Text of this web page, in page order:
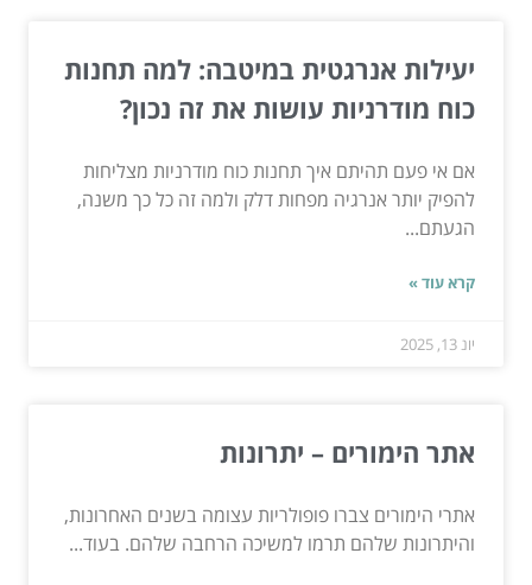
יעילות אנרגטית במיטבה: למה תחנות
כוח מודרניות עושות את זה נכון?
אם אי פעם תהיתם איך תחנות כוח מודרניות מצליחות
להפיק יותר אנרגיה מפחות דלק ולמה זה כל כך משנה,
הגעתם...
קרא עוד »
יונ 13, 2025
אתר הימורים – יתרונות
אתרי הימורים צברו פופולריות עצומה בשנים האחרונות,
והיתרונות שלהם תרמו למשיכה הרחבה שלהם. בעוד...